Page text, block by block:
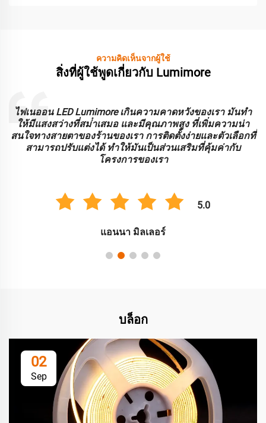
ความคิดเห็นจากผู้ใช้
สิ่งที่ผู้ใช้พูดเกี่ยวกับ Lumimore
ไฟเนออน LED Lumimore เกินความคาดหวังของเรา มันทํา
ให้มีแสงสว่างที่สม่ําเสมอ และมีคุณภาพสูง ที่เพิ่มความน่า
สนใจทางสายตาของร้านของเรา การติดตั้งง่ายและตัวเลือกที่
สามารถปรับแต่งได้ ทําให้มันเป็นส่วนเสริมที่คุ้มค่ากับ
โครงการของเรา
5.0
แอนนา มิลเลอร์
บล็อก
02
Sep